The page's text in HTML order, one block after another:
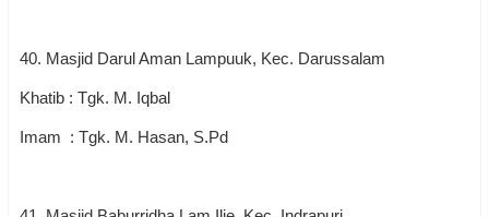
40. Masjid Darul Aman Lampuuk, Kec. Darussalam
Khatib : Tgk. M. Iqbal
Imam : Tgk. M. Hasan, S.Pd